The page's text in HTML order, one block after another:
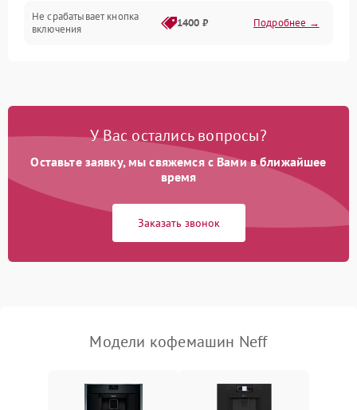
Не срабатывает кнопка
включения
1400 ₽ Подробнее →
Постоянные сбои в работе 1500 ₽ Подробнее →
У Вас остались вопросы?
Оставьте заявку, мы свяжемся с Вами в ближайшее
время
Заказать звонок
Модели кофемашин Neff